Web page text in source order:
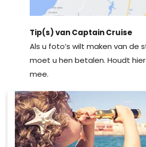
Tip(s) van Captain Cruise
Als u foto’s wilt maken van de
moet u hen betalen. Houdt
mee.